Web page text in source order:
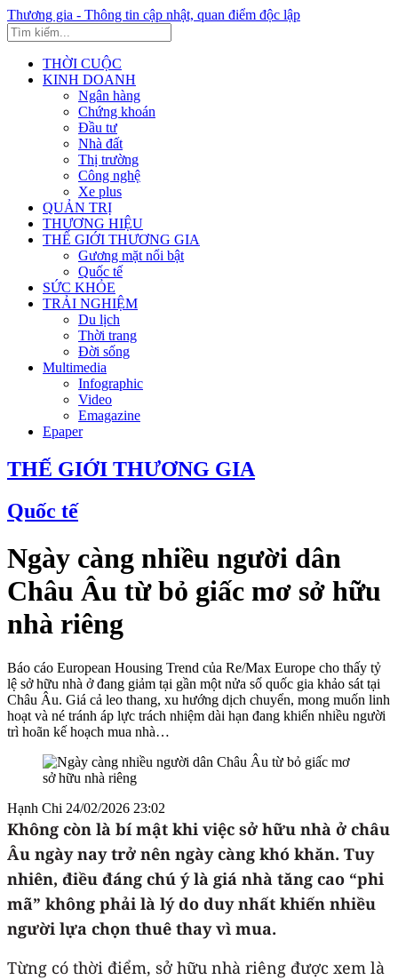
Thương gia - Thông tin cập nhật, quan điểm độc lập
THỜI CUỘC
KINH DOANH
Ngân hàng
Chứng khoán
Đầu tư
Nhà đất
Thị trường
Công nghệ
Xe plus
QUẢN TRỊ
THƯƠNG HIỆU
THẾ GIỚI THƯƠNG GIA
Gương mặt nổi bật
Quốc tế
SỨC KHỎE
TRẢI NGHIỆM
Du lịch
Thời trang
Đời sống
Multimedia
Infographic
Video
Emagazine
Epaper
THẾ GIỚI THƯƠNG GIA
Quốc tế
Ngày càng nhiều người dân
Châu Âu từ bỏ giấc mơ sở hữu
nhà riêng
Báo cáo European Housing Trend của Re/Max Europe cho thấy tỷ
lệ sở hữu nhà ở đang giảm tại gần một nửa số quốc gia khảo sát tại
Châu Âu. Giá cả leo thang, xu hướng dịch chuyển, mong muốn linh
hoạt và né tránh áp lực trách nhiệm dài hạn đang khiến nhiều người
trì hoãn kế hoạch mua nhà…
Hạnh Chi 24/02/2026 23:02
Không còn là bí mật khi việc sở hữu nhà ở châu
Âu ngày nay trở nên ngày càng khó khăn. Tuy
nhiên, điều đáng chú ý là giá nhà tăng cao “phi
mã” không phải là lý do duy nhất khiến nhiều
người lựa chọn thuê thay vì mua.
Từng có thời điểm, sở hữu nhà riêng được xem là